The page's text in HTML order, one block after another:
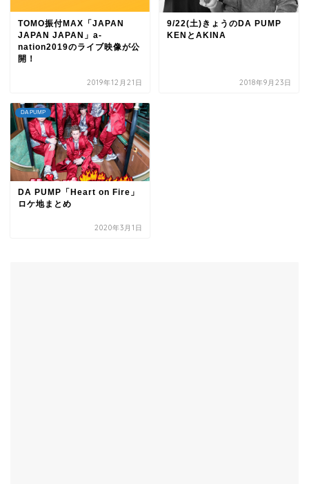
TOMO振付MAX「JAPAN
JAPAN JAPAN」a-
nation2019のライブ映像が公
開！
2019年12月21日
9/22(土)きょうのDA PUMP
KENとAKINA
2018年9月23日
DA PUMP
DA PUMP「Heart on Fire」
ロケ地まとめ
2020年3月1日